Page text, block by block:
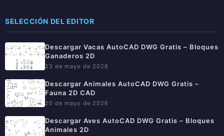
SELECCIÓN DEL EDITOR
Descargar Vacas AutoCAD DWG Gratis – Bloques
Ganaderos 2D
23 de mayo de 2026
Descargar Animales AutoCAD DWG Gratis –
Fauna 2D CAD
20 de mayo de 2026
Descargar Aves AutoCAD DWG Gratis – Bloques
Animales 2D